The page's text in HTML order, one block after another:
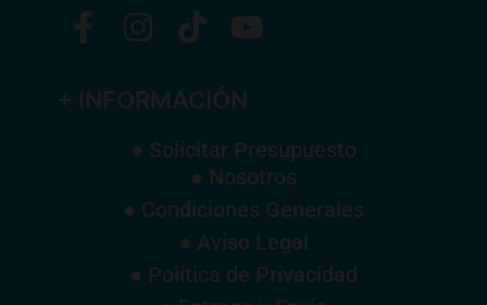
+ INFORMACIÓN
● Solicitar Presupuesto
● Nosotros
● Condiciones Generales
● Aviso Legal
● Política de Privacidad